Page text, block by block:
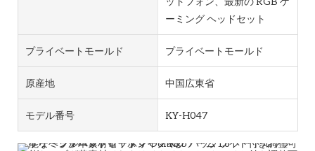
ーミング ヘッドセット
プライベートモールド プライベートモールド
原産地 中国広東省
モデル番号 KY-H047